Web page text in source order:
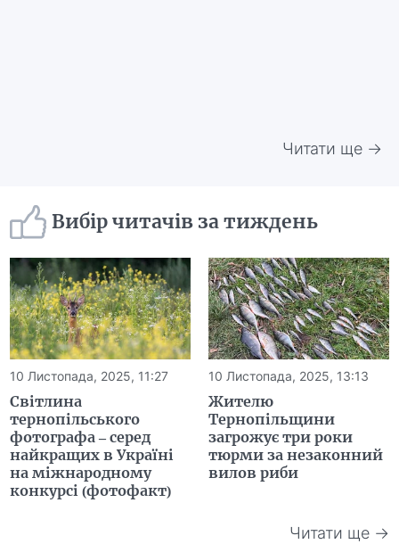
Читати ще →
Вибір читачів за тиждень
10 Листопада, 2025, 11:27
Світлина
тернопільського
фотографа – серед
найкращих в Україні
на міжнародному
конкурсі (фотофакт)
10 Листопада, 2025, 13:13
Жителю
Тернопільщини
загрожує три роки
тюрми за незаконний
вилов риби
Читати ще →